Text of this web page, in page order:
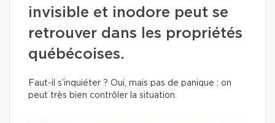
invisible et inodore peut se
retrouver dans les propriétés
québécoises.
Faut-il s’inquiéter ? Oui, mais pas de panique : on
peut très bien contrôler la situation.